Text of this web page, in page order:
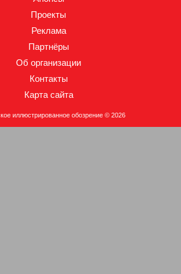
Проекты
Реклама
Партнёры
Об организации
Контакты
Карта сайта
иллюстрированное обозрение © 2026